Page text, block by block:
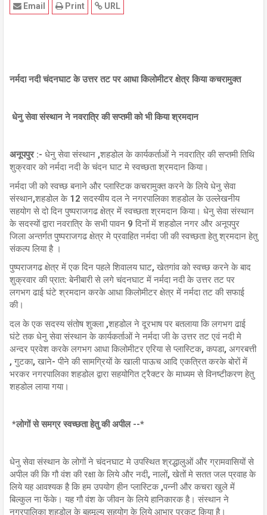
URL
Print
Email
नर्मदा नदी चंदनघाट के उत्तर तट पर आधा किलोमीटर क्षेत्र किया कचरामुक्त
धेनु सेवा संस्थान ने नवरात्रि की सप्तमी को भी किया श्रमदान
अनूपपुर :- धेनु सेवा संस्थान ,शहडोल के कार्यकर्ताओं ने नवरात्रि की सप्तमी तिथि
शुक्रवार को नर्मदा नदी के चंदन घाट मे स्वच्छता श्रमदान किया।
नर्मदा जी को स्वच्छ बनाने और प्लास्टिक कचरामुक्त करने के लिये धेनु सेवा
संस्थान,शहडोल के 12 सदस्यीय दल ने नगरपालिका शहडोल के उल्लेखनीय
सहयोग से दो दिन पुष्पराजगढ क्षेत्र में स्वच्छता श्रमदान किया। धेनु सेवा संस्थान
के सदस्यों द्वारा नवरात्रि के सभी पावन 9 दिनों में शहडोल नगर और अनूपपुर
जिला अन्तर्गत पुष्पराजगढ क्षेत्र मे प्रवाहित नर्मदा जी की स्वच्छता हेतु श्रमदान हेतु
संकल्प लिया है ।
पुष्पराजगढ क्षेत्र में एक दिन पहले शिवालय घाट, खेतगांव को स्वच्छ करने के बाद
शुक्रवार की प्रात: बेनीबारी से लगे चंदनघाट में नर्मदा नदी के उत्तर तट पर
लगभग ढाई घंटे श्रमदान करके आधा किलोमीटर क्षेत्र में नर्मदा तट की सफाई
की।
दल के एक सदस्य संतोष शुक्ला ,शहडोल ने दूरभाष पर बतलाया कि लगभग ढाई
घंटे तक धेनु सेवा संस्थान के कार्यकर्ताओं ने नर्मदा जी के उत्तर तट एवं नदी मे
अन्दर प्रवेश करके लगभग आधा किलोमीटर एरिया से प्लास्टिक, कपडा, अगरबत्ती
, गुटका, खाने- पीने की सामग्रियों के खाली पाऊच आदि एकत्रित करके बोरों में
भरकर नगरपालिका शहडोल द्वारा सहयोगित ट्रैक्टर के माध्यम से विनष्टीकरण हेतु
शहडोल लाया गया।‌
*लोगों से समग्र स्वच्छता हेतु की अपील --*
धेनु सेवा संस्थान के लोगों ने चंदनघाट मे उपस्थित श्रद्धालुओं और ग्रामवासियों से
अपील की कि गौ वंश की रक्षा के लिये और नदी, नालों, खेतों मे सतत जल प्रवाह के
लिये यह आवश्यक है कि हम उपयोग हीन प्लास्टिक ,पन्नी और कचरा खुले में
बिल्कुल ना फेंके। यह गौ वंश के जीवन के लिये हानिकारक है। संस्थान ने
नगरपालिका शहडोल के बहुमूल्य सहयोग के लिये आभार प्रकट किया है।